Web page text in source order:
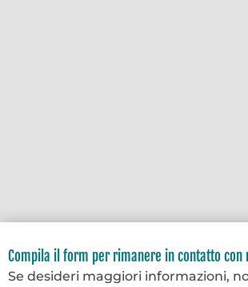
Compila il form per rimanere in contatto con
Se desideri maggiori informazioni,